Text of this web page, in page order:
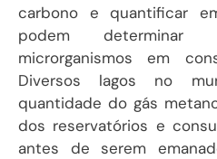
carbono e quantificar
podem
microrganismos em
Diversos lagos no
quantidade do gás
dos reservatórios e
antes de serem